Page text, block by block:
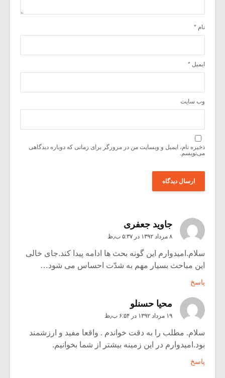
نام *
ایمیل *
وب‌ سایت
ذخیره نام، ایمیل و وبسایت من در مرورگر برای زمانی که دوباره دیدگاهی
می‌نویسم.
جاوید جعفری
۸ مرداد ۱۳۹۲ در ۵:۳۷ ب٫ظ
سلام.امیدوارم این گونه بحث ها ادامه پیدا کند.جای خالی
این مباحث بسیار مهم به شدّت احساس می شود…
پاسخ
محیا حسنلو
۱۹ مرداد ۱۳۹۲ در ۶:۵۴ ب٫ظ
سلام. مطلب را به دقت خواندم . واقعا مفید و ارزشمند
بود.امیدوارم در این زمینه بیشتر از شما بخوانیم.
پاسخ